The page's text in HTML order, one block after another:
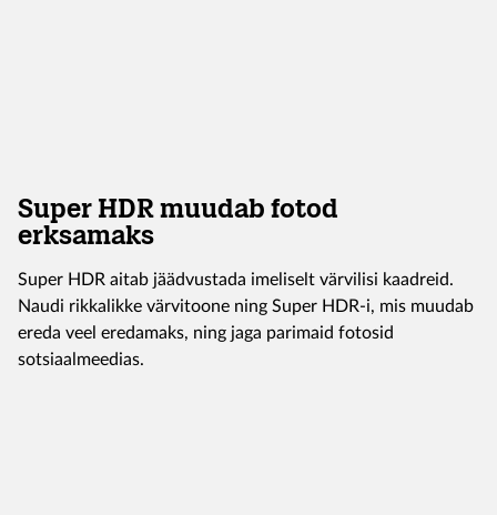
Super HDR muudab fotod
erksamaks
Super HDR aitab jäädvustada imeliselt värvilisi kaadreid.
Naudi rikkalikke värvitoone ning Super HDR-i, mis muudab
ereda veel eredamaks, ning jaga parimaid fotosid
sotsiaalmeedias.